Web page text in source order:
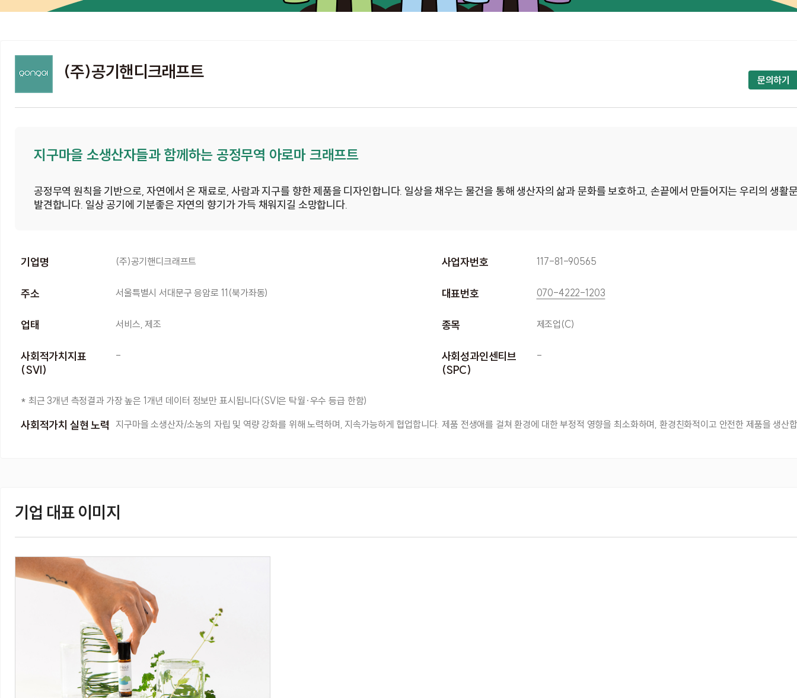
(주)공기핸디크래프트 문의하기
지구마을 소생산자들과 함께하는 공정무역 아로마 크래프트
공정무역 원칙을 기반으로, 자연에서 온 재료로, 사람과 지구를 향한 제품을 디자인합니다. 일상을 채우는 물건을 통해 생산자의 삶과 문화를 보호하고, 손끝에서 만들어지는 우리의 생활
발견합니다. 일상 공기에 기분좋은 자연의 향기가 가득 채워지길 소망합니다.
기업명 (주)공기핸디크래프트 사업자번호 117-81-90565
주소 서울특별시 서대문구 응암로 11(북가좌동) 대표번호 070-4222-1203
업태 서비스, 제조 종목 제조업(C)
사회적가치지표
(SVI)
-
사회성과인센티브
(SPC)
-
* 최근 3개년 측정결과 가장 높은 1개년 데이터 정보만 표시됩니다(SVI은 탁월·우수 등급 한함)
사회적가치 실현 노력 지구마을 소생산자/소농의 자립 및 역량 강화를 위해 노력하며, 지속가능하게 협업합니다. 제품 전생애를 걸쳐 환경에 대한 부정적 영향을 최소화하며, 환경친화적이고 안전한 제품을 생산
기업 대표 이미지